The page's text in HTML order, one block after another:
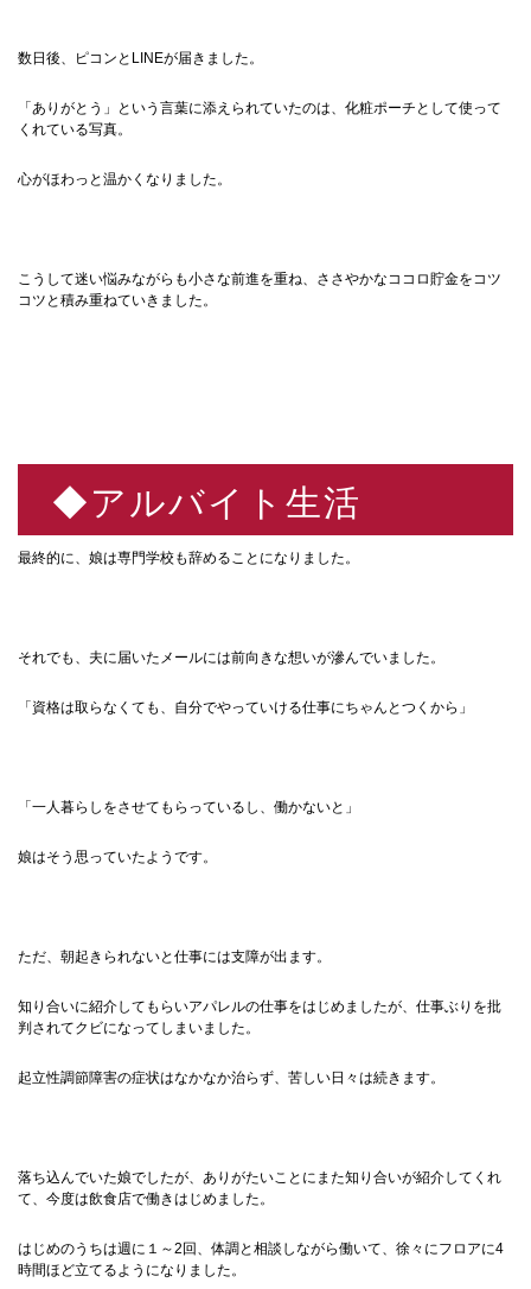
数日後、ピコンとLINEが届きました。
「ありがとう」という言葉に添えられていたのは、化粧ポーチとして使って
くれている写真。
心がほわっと温かくなりました。
こうして迷い悩みながらも小さな前進を重ね、ささやかなココロ貯金をコツ
コツと積み重ねていきました。
◆アルバイト生活
最終的に、娘は専門学校も辞めることになりました。
それでも、夫に届いたメールには前向きな想いが滲んでいました。
「資格は取らなくても、自分でやっていける仕事にちゃんとつくから」
「一人暮らしをさせてもらっているし、働かないと」
娘はそう思っていたようです。
ただ、朝起きられないと仕事には支障が出ます。
知り合いに紹介してもらいアパレルの仕事をはじめましたが、仕事ぶりを批
判されてクビになってしまいました。
起立性調節障害の症状はなかなか治らず、苦しい日々は続きます。
落ち込んでいた娘でしたが、ありがたいことにまた知り合いが紹介してくれ
て、今度は飲食店で働きはじめました。
はじめのうちは週に１～2回、体調と相談しながら働いて、徐々にフロアに4
時間ほど立てるようになりました。